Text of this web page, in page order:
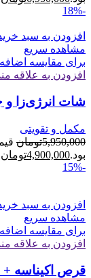
-18%
افزودن به سبد
مشاهده سریع
برای مقایسه اضافه
افزودن به علاقه
شات انرژی‌زا
مکمل و تقویتی
5,950,000تومان
بود.4,900,000تومان
-15%
افزودن به سبد
مشاهده سریع
برای مقایسه اضافه
افزودن به علاقه
قرص اکیناسه